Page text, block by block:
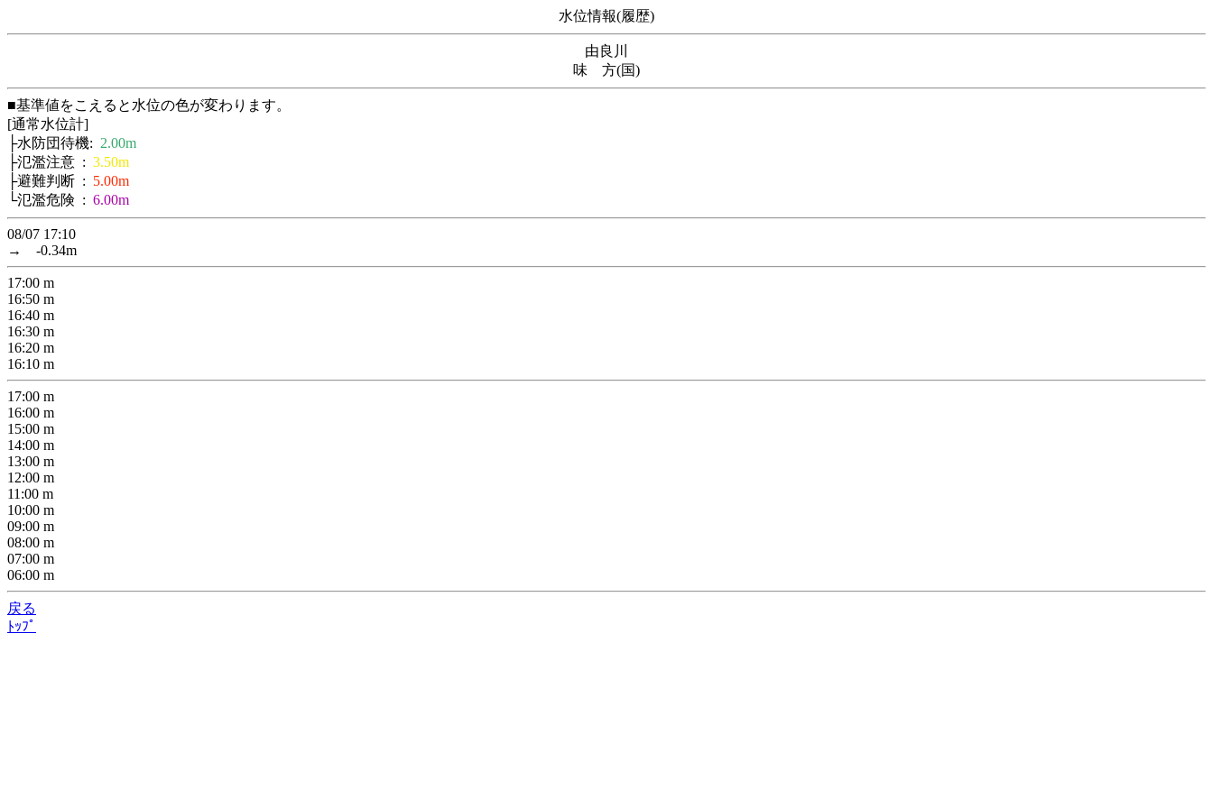
水位情報(履歴)
由良川
味 方(国)
■基準値をこえると水位の色が変わります。
[通常水位計]
├水防団待機: 2.00m
├氾濫注意 : 3.50m
├避難判断 : 5.00m
└氾濫危険 : 6.00m
08/07 17:10
→
-0.34m
17:00 m
16:50 m
16:40 m
16:30 m
16:20 m
16:10 m
17:00 m
16:00 m
15:00 m
14:00 m
13:00 m
12:00 m
11:00 m
10:00 m
09:00 m
08:00 m
07:00 m
06:00 m
戻る
ﾄｯﾌﾟ